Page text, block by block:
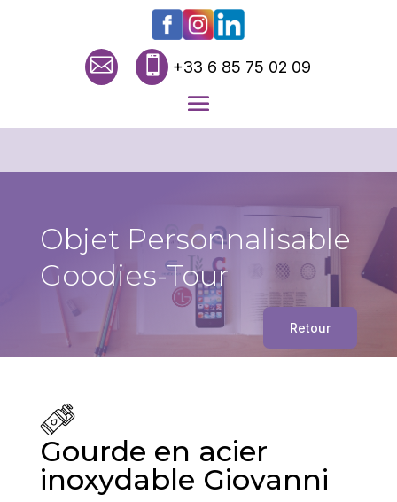
  +33 6 85 75 02 09
Objet Personnalisable
Goodies-Tour
Retour
Gourde en acier
inoxydable Giovanni